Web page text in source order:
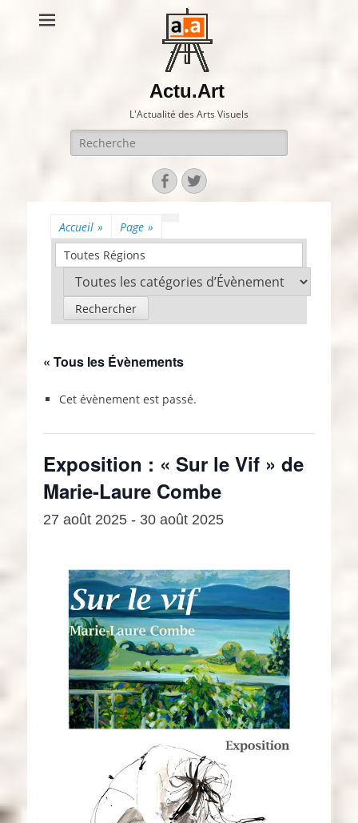
Actu.Art
L'Actualité des Arts Visuels
Recherche
pour:
Facebook
Twitter
Accueil » Page »
Toutes Régions
« Tous les Évènements
Cet évènement est passé.
Exposition : « Sur le Vif » de
Marie-Laure Combe
27 août 2025 - 30 août 2025